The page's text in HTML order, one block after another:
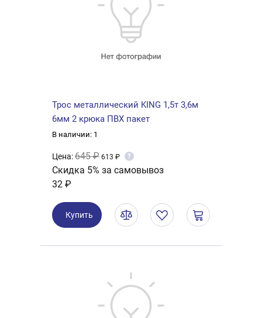
Трос металлический KING 1,5т 3,6м
6мм 2 крюка ПВХ пакет
В наличии: 1
Цена:645 ₽ 613 ₽ ?
Скидка 5% за самовывоз
32 ₽
Купить